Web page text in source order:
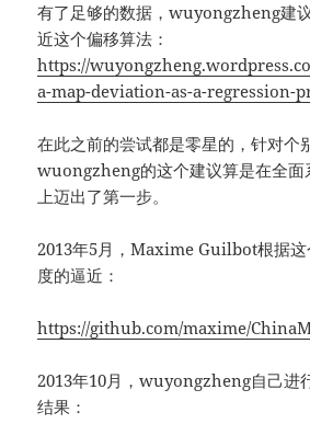
有了足够的数据，wuyongzheng建
近这个偏移算法：
https://
a-map-deviation-as-a-regression-
在此之前的尝试都是零星的，针对个
wuongzheng的这个建议算是在全面
上迈出了第一步。
2013年5月，Maxime Guilbot根据这
度的逼近：
https://github.com/maxime/
2013年10月，wuyongzheng自己进
结果：